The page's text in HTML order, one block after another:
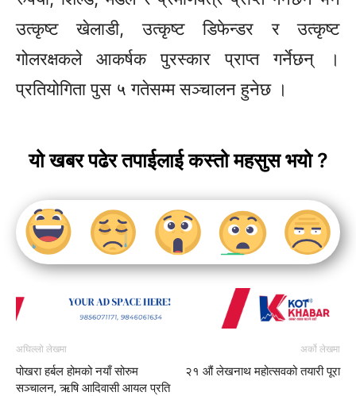
उत्कृष्ट खेलाडी, उत्कृष्ट डिफेन्डर र उत्कृष्ट
गोलरक्षकले आकर्षक पुरस्कार प्राप्त गर्नेछन् ।
प्रतियोगिता पुस ५ गतेसम्म सञ्चालन हुनेछ ।
यो खबर पढेर तपाईलाई कस्तो महसुस भयो ?
अघिल्लो लेखमा
पोखरा हर्बल होमको नयाँ सोरुम
सञ्चालन, ऋषि आदिवासी आयल प्रति
अर्को लेखमा
२१ औं लेखनाथ महोत्सवको तयारी पूरा